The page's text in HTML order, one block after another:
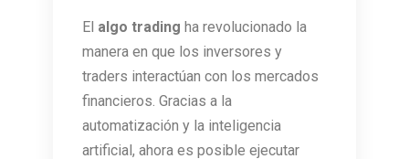
El algo trading ha revolucionado la
manera en que los inversores y
traders interactúan con los mercados
financieros. Gracias a la
automatización y la inteligencia
artificial, ahora es posible ejecutar